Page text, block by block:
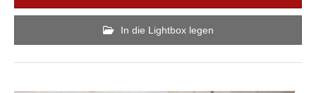
In die Lightbox legen